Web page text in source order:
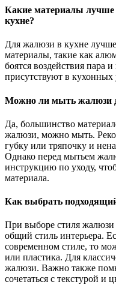
Какие материалы лучше
кухне?
Для жалюзи в кухне лучше
материалы, такие как
боятся воздействия пара
присутствуют в кухонных
Можно ли мыть жалюзи
Да, большинство
жалюзи, можно мыть.
губку или тряпочку и
Однако перед мытьем
инструкцию по уходу,
материала.
Как выбрать
При выборе стиля жалюзи
общий стиль интерьера.
современном стиле, то
или пластика. Для
жалюзи. Важно также
сочетаться с текстурой и